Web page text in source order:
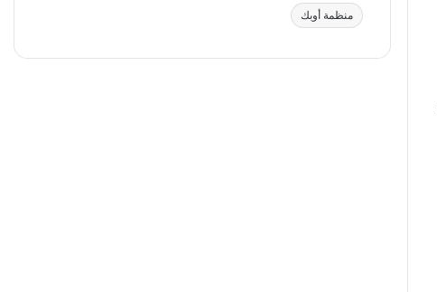
منظمة أوبك